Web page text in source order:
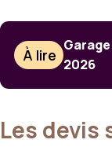
À lire 2026
Les